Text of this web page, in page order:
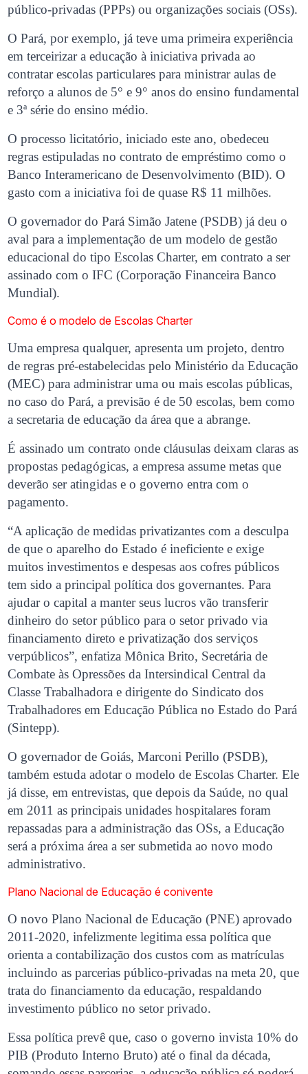
público-privadas (PPPs) ou organizações sociais (OSs).
O Pará, por exemplo, já teve uma primeira experiência
em terceirizar a educação à iniciativa privada ao
contratar escolas particulares para ministrar aulas de
reforço a alunos de 5° e 9° anos do ensino fundamental
e 3ª série do ensino médio.
O processo licitatório, iniciado este ano, obedeceu
regras estipuladas no contrato de empréstimo como o
Banco Interamericano de Desenvolvimento (BID). O
gasto com a iniciativa foi de quase R$ 11 milhões.
O governador do Pará Simão Jatene (PSDB) já deu o
aval para a implementação de um modelo de gestão
educacional do tipo Escolas Charter, em contrato a ser
assinado com o IFC (Corporação Financeira Banco
Mundial).
Como é o modelo de Escolas Charter
Uma empresa qualquer, apresenta um projeto, dentro
de regras pré-estabelecidas pelo Ministério da Educação
(MEC) para administrar uma ou mais escolas públicas,
no caso do Pará, a previsão é de 50 escolas, bem como
a secretaria de educação da área que a abrange.
É assinado um contrato onde cláusulas deixam claras as
propostas pedagógicas, a empresa assume metas que
deverão ser atingidas e o governo entra com o
pagamento.
“A aplicação de medidas privatizantes com a desculpa
de que o aparelho do Estado é ineficiente e exige
muitos investimentos e despesas aos cofres públicos
tem sido a principal política dos governantes. Para
ajudar o capital a manter seus lucros vão transferir
dinheiro do setor público para o setor privado via
financiamento direto e privatização dos serviços
verpúblicos”, enfatiza Mônica Brito, Secretária de
Combate às Opressões da Intersindical Central da
Classe Trabalhadora e dirigente do Sindicato dos
Trabalhadores em Educação Pública no Estado do Pará
(Sintepp).
O governador de Goiás, Marconi Perillo (PSDB),
também estuda adotar o modelo de Escolas Charter. Ele
já disse, em entrevistas, que depois da Saúde, no qual
em 2011 as principais unidades hospitalares foram
repassadas para a administração das OSs, a Educação
será a próxima área a ser submetida ao novo modo
administrativo.
Plano Nacional de Educação é conivente
O novo Plano Nacional de Educação (PNE) aprovado
2011-2020, infelizmente legitima essa política que
orienta a contabilização dos custos com as matrículas
incluindo as parcerias público-privadas na meta 20, que
trata do financiamento da educação, respaldando
investimento público no setor privado.
Essa política prevê que, caso o governo invista 10% do
PIB (Produto Interno Bruto) até o final da década,